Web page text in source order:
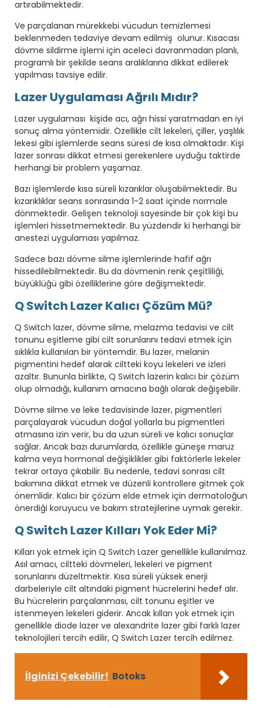
artırabilmektedir.
Ve parçalanan mürekkebi vücudun temizlemesi
beklenmeden tedaviye devam edilmiş olunur. Kısacası
dövme sildirme işlemi için aceleci davranmadan planlı,
programlı bir şekilde seans aralıklarına dikkat edilerek
yapılması tavsiye edilir.
Lazer Uygulaması Ağrılı Mıdır?
Lazer uygulaması kişide acı, ağrı hissi yaratmadan en iyi
sonuç alma yöntemidir. Özellikle cilt lekeleri, çiller, yaşlılık
lekesi gibi işlemlerde seans süresi de kısa olmaktadır. Kişi
lazer sonrası dikkat etmesi gerekenlere uyduğu taktirde
herhangi bir problem yaşamaz.
Bazı işlemlerde kısa süreli kızarıklar oluşabilmektedir. Bu
kızarıklıklar seans sonrasında 1-2 saat içinde normale
dönmektedir. Gelişen teknoloji sayesinde bir çok kişi bu
işlemleri hissetmemektedir. Bu yüzdendir ki herhangi bir
anestezi uygulaması yapılmaz.
Sadece bazı dövme silme işlemlerinde hafif ağrı
hissedilebilmektedir. Bu da dövmenin renk çeşitliliği,
büyüklüğü gibi özelliklerine göre değişmektedir.
Q Switch Lazer Kalıcı Çözüm Mü?
Q Switch lazer, dövme silme, melazma tedavisi ve cilt
tonunu eşitleme gibi cilt sorunlarını tedavi etmek için
sıklıkla kullanılan bir yöntemdir. Bu lazer, melanin
pigmentini hedef alarak ciltteki koyu lekeleri ve izleri
azaltır. Bununla birlikte, Q Switch lazerin kalıcı bir çözüm
olup olmadığı, kullanım amacına bağlı olarak değişebilir.
Dövme silme ve leke tedavisinde lazer, pigmentleri
parçalayarak vücudun doğal yollarla bu pigmentleri
atmasına izin verir, bu da uzun süreli ve kalıcı sonuçlar
sağlar. Ancak bazı durumlarda, özellikle güneşe maruz
kalma veya hormonal değişiklikler gibi faktörlerle lekeler
tekrar ortaya çıkabilir. Bu nedenle, tedavi sonrası cilt
bakımına dikkat etmek ve düzenli kontrollere gitmek çok
önemlidir. Kalıcı bir çözüm elde etmek için dermatoloğun
önerdiği koruyucu ve bakım stratejilerine uymak gerekir.
Q Switch Lazer Kılları Yok Eder Mi?
Kılları yok etmek için Q Switch Lazer genellikle kullanılmaz.
Asıl amacı, ciltteki dövmeleri, lekeleri ve pigment
sorunlarını düzeltmektir. Kısa süreli yüksek enerji
darbeleriyle cilt altındaki pigment hücrelerini hedef alır.
Bu hücrelerin parçalanması, cilt tonunu eşitler ve
istenmeyen lekeleri giderir. Ancak kılları yok etmek için
genellikle diode lazer ve alexandrite lazer gibi farklı lazer
teknolojileri tercih edilir, Q Switch Lazer tercih edilmez.
İlginizi Çekebilir! Botoks